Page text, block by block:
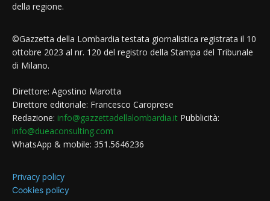
della regione.
©Gazzetta della Lombardia testata giornalistica registrata il 10
ottobre 2023 al nr. 120 del registro della Stampa del Tribunale
di Milano.
Direttore: Agostino Marotta
Direttore editoriale: Francesco Caroprese
Redazione: info@gazzettadellalombardia.it Pubblicità:
info@dueaconsulting.com
WhatsApp & mobile: 351.5646236
Privacy policy
Cookies policy